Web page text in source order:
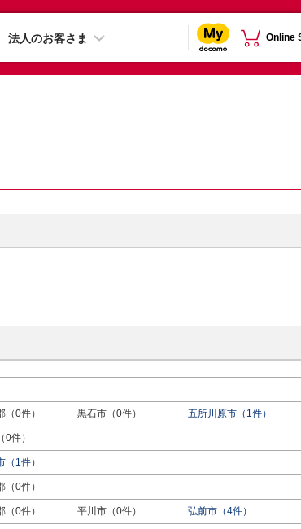
法人のお客さま Online
（0件） 黒石市（0件） 五所川原市（1件）
0件）
（1件）
（0件）
（0件） 平川市（0件） 弘前市（4件）